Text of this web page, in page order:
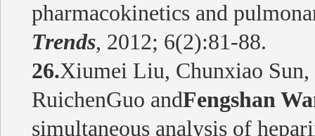
pharmacokinetics and
Trends, 2012; 6(2):81-88.
26.Xiumei Liu, Chunxiao Sun,
RuichenGuo andFengshan
simultaneous analysis of